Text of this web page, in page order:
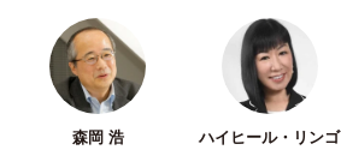
森岡 浩 ハイヒール・リンゴ